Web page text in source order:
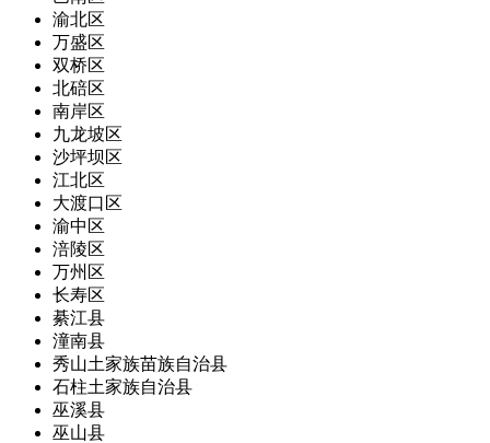
渝北区
万盛区
双桥区
北碚区
南岸区
九龙坡区
沙坪坝区
江北区
大渡口区
渝中区
涪陵区
万州区
长寿区
綦江县
潼南县
秀山土家族苗族自治县
石柱土家族自治县
巫溪县
巫山县